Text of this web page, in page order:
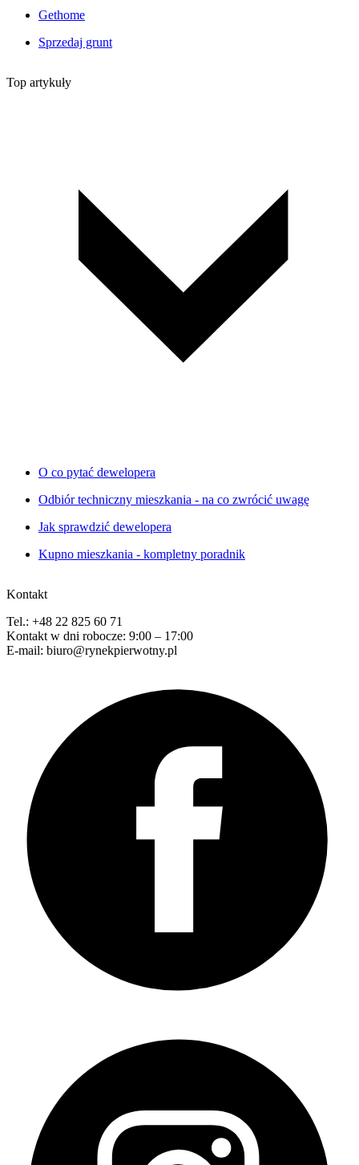
Gethome
Sprzedaj grunt
Top artykuły
O co pytać dewelopera
Odbiór techniczny mieszkania - na co zwrócić uwagę
Jak sprawdzić dewelopera
Kupno mieszkania - kompletny poradnik
Kontakt
Tel.: +48 22 825 60 71
Kontakt w dni robocze: 9:00 – 17:00
E-mail: biuro@rynekpierwotny.pl